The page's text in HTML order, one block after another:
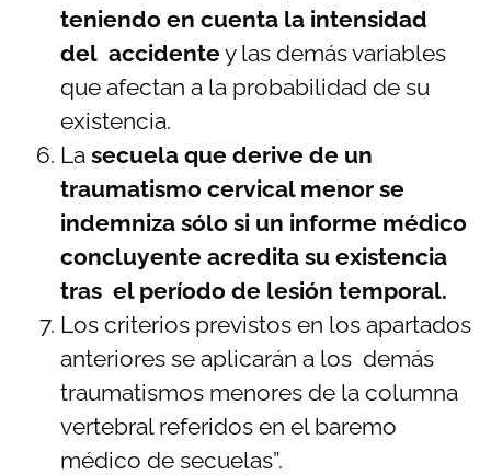
teniendo en cuenta la intensidad
del accidentey las demás variables
que afectan a la probabilidad de su
existencia.
La secuela que derive de un
traumatismo cervical menor se
indemniza sólo si un informe médico
concluyente acredita su existencia
tras el período de lesión temporal.
Los criterios previstos en los apartados
anteriores se aplicarán a los demás
traumatismos menores de la columna
vertebral referidos en el baremo
médico de secuelas”.